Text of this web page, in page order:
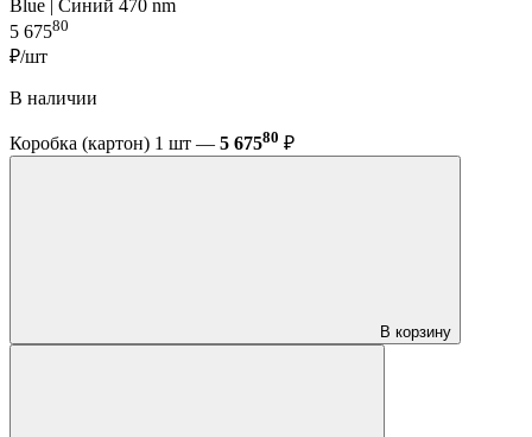
Blue | Синий 470 nm
5 67580
₽/шт
В наличии
Коробка (картон) 1 шт — 5 67580 ₽
В корзину